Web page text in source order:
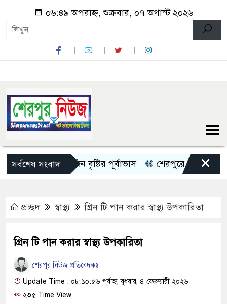
০৬:৪৯ অপরাহ্ন, শুক্রবার, ০৭ অগাস্ট ২০২৬
সর্বশেষ সংবাদ
দেশজুড়ে ৫ দিন বৃষ্টির পূর্বাভাস শেরপুরে চায়না দুয়ারী জালে
×
প্রচ্ছদ স্বাস্থ্য গ্রিন টি পান করার স্বাস্থ্য উপকারিতা
গ্রিন টি পান করার স্বাস্থ্য উপকারিতা
শেরপুর নিউজ প্রতিবেদকঃ
Update Time : ০৮:১০:৫৬ পূর্বাহ্ন, বুধবার, ৪ ফেব্রুয়ারী ২০২৬
২৩৫ Time View